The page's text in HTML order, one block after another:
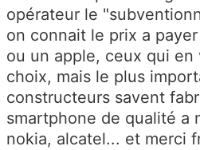
opérateur le
on connait le prix a
ou un apple, ceux qui
choix, mais le plus
constructeurs savent
smartphone de qualité a
nokia, alcatel... et merci